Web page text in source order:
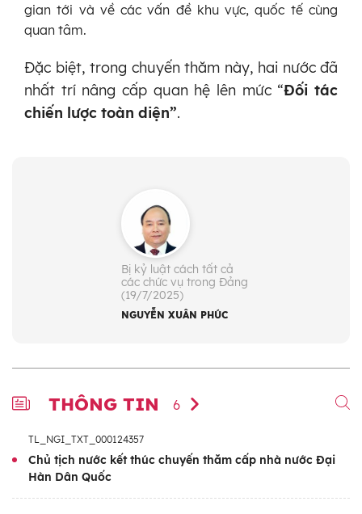
gian tới và về các vấn đề khu vực, quốc tế cùng
quan tâm.
Đặc biệt, trong chuyến thăm này, hai nước đã
nhất trí nâng cấp quan hệ lên mức “Đối tác
chiến lược toàn diện”.
Bị kỷ luật cách tất cả
các chức vụ trong Đảng
(19/7/2025)
NGUYỄN XUÂN PHÚC
THÔNG TIN 6
TL_NGI_TXT_000124357
Chủ tịch nước kết thúc chuyến thăm cấp nhà nước Đại
Hàn Dân Quốc